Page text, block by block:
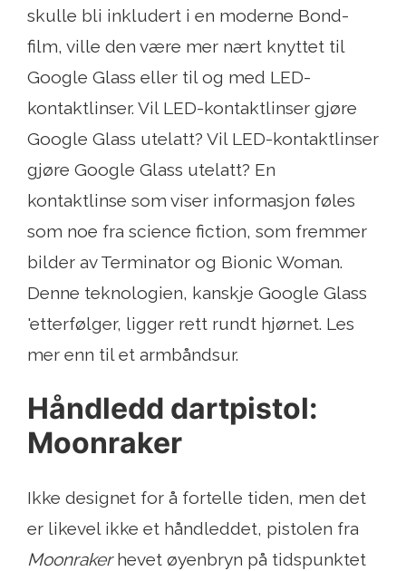
skulle bli inkludert i en moderne Bond-
film, ville den være mer nært knyttet til
Google Glass eller til og med LED-
kontaktlinser. Vil LED-kontaktlinser gjøre
Google Glass utelatt? Vil LED-kontaktlinser
gjøre Google Glass utelatt? En
kontaktlinse som viser informasjon føles
som noe fra science fiction, som fremmer
bilder av Terminator og Bionic Woman.
Denne teknologien, kanskje Google Glass
'etterfølger, ligger rett rundt hjørnet. Les
mer enn til et armbåndsur.
Håndledd dartpistol:
Moonraker
Ikke designet for å fortelle tiden, men det
er likevel ikke et håndleddet, pistolen fra
Moonrakerhevet øyenbryn på tidspunktet